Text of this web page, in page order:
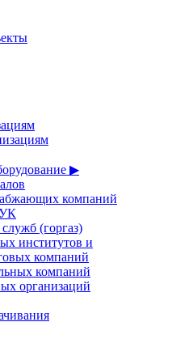
▶
компаний
(горгаз)
институтов и
компаний
компаний
организаций